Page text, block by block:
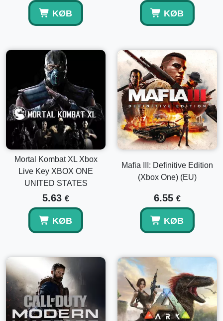
KØB KØB
Mortal Kombat XL Xbox
Live Key XBOX ONE
UNITED STATES
5.63 €
KØB
Mafia III: Definitive Edition
(Xbox One) (EU)
6.55 €
KØB